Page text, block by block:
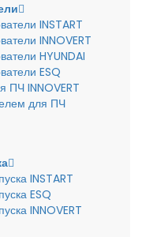
INSTART
INNOVERT
HYUNDAI
ESQ
ПЧ INNOVERT
для ПЧ
INSTART
ESQ
INNOVERT